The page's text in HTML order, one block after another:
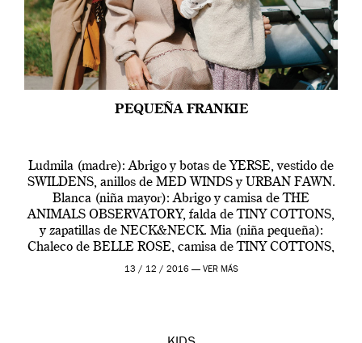
PEQUEÑA FRANKIE
Ludmila (madre): Abrigo y botas de YERSE, vestido de
SWILDENS, anillos de MED WINDS y URBAN FAWN.
Blanca (niña mayor): Abrigo y camisa de THE
ANIMALS OBSERVATORY, falda de TINY COTTONS,
y zapatillas de NECK&NECK. Mia (niña pequeña):
Chaleco de BELLE ROSE, camisa de TINY COTTONS,
falda de BUHO y zapatos de CLOTAIRE. BUGABOO
13 / 12 / 2016 — VER MÁS